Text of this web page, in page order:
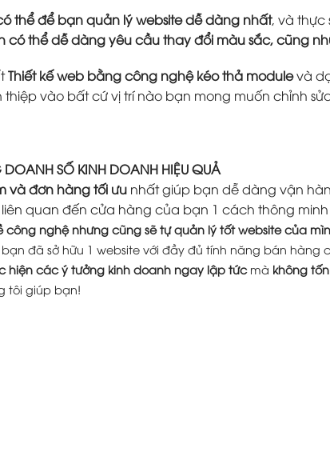
thể để bạn quản lý website dễ dàng nhất, và thực
có thể dễ dàng yêu cầu thay đổi màu sắc, cũng
Thiết kế web bằng công nghệ kéo thả modulevà
vào bất cứ vị trí nào bạn mong muốn chỉnh
DOANH SỐ KINH DOANH HIỆU QUẢ
và đơn hàng tối ưu nhất giúp bạn dễ dàng vận
quan đến cửa hàng của bạn 1 cách thông
công nghệ nhưng cũng sẽ tự quản lý tốt website của
đã sở hữu 1 website với đầy đủ tính năng bán hàng
hiện các ý tưởng kinh doanh ngay lập tứcmà không
tôi giúp bạn!